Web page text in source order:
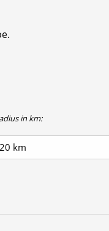
in km: